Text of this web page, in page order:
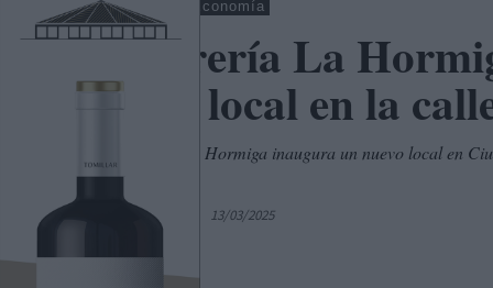
Ciudad Real Economía
Churrería La
nuevo local en la
La Churrería La Hormiga inaugura un nuevo local en
Calle Cruz 2.
C. Manchegos 13/03/2025